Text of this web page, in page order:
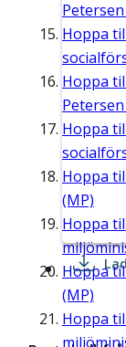
Petersen
Hoppa
Hoppa
Petersen
Hoppa
Hoppa
(MP)
Hoppa
Hoppa
(MP)
Hoppa